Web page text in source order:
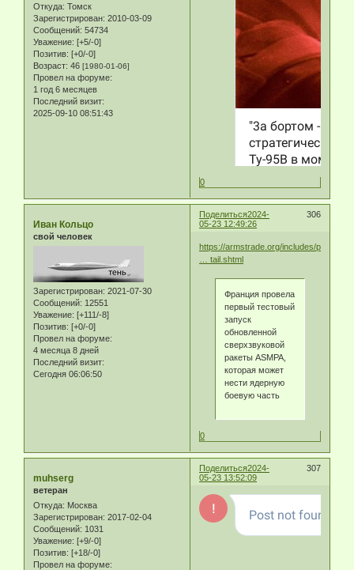
Откуда: Томск
Зарегистрирован: 2010-03-09
Сообщений: 54734
Уважение: [+5/-0]
Позитив: [+0/-0]
Возраст: 46 [1980-01-06]
Провел на форуме:
1 год 6 месяцев
Последний визит:
2025-09-10 08:51:43
0
Поделиться 306
2024-
05-23 12:49:26
Иван Кольцо
свой человек
Зарегистрирован: 2021-07-30
Сообщений: 12551
Уважение: [+111/-8]
Позитив: [+0/-0]
Провел на форуме:
4 месяца 8 дней
Последний визит:
Сегодня 06:06:50
https://armstrade.org/includes/periodic
… tail.shtml
Франция провела
первый тестовый
запуск
обновленной
сверхзвуковой
ракеты ASMPA,
которая может
нести ядерную
боевую часть
0
Поделиться 307
2024-
05-23 13:52:09
muhserg
ветеран
Откуда: Москва
Зарегистрирован: 2017-02-04
Сообщений: 1031
Уважение: [+9/-0]
Позитив: [+18/-0]
Провел на форуме: